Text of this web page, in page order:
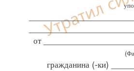
от
гражданина (-ки)